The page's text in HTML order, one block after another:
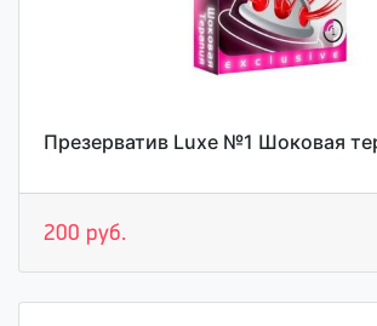
Презерватив Luxe №1 Шоковая
200 руб.